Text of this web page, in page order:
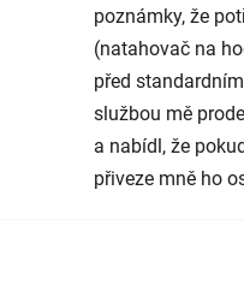
poznámky, že
(natahovač na
před
službou mě
a nabídl, že
přiveze mně ho